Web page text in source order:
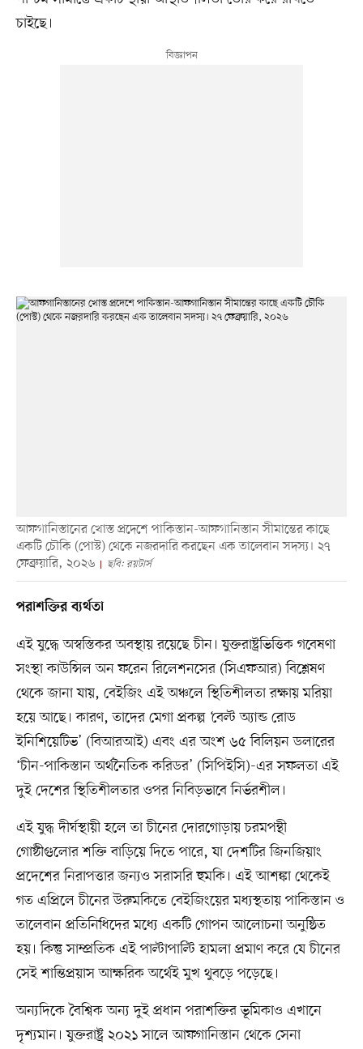
চাইছে।
আফগানিস্তানের খোস্ত প্রদেশে পাকিস্তান-আফগানিস্তান সীমান্তের কাছে
একটি চৌকি (পোস্ট) থেকে নজরদারি করছেন এক তালেবান সদস্য। ২৭
ফেব্রুয়ারি, ২০২৬
ছবি: রয়টার্স
পরাশক্তির ব্যর্থতা
এই যুদ্ধে অস্বস্তিকর অবস্থায় রয়েছে চীন। যুক্তরাষ্ট্রভিত্তিক গবেষণা
সংস্থা কাউন্সিল অন ফরেন রিলেশনসের (সিএফআর) বিশ্লেষণ
থেকে জানা যায়, বেইজিং এই অঞ্চলে স্থিতিশীলতা রক্ষায় মরিয়া
হয়ে আছে। কারণ, তাদের মেগা প্রকল্প ‘বেল্ট অ্যান্ড রোড
ইনিশিয়েটিভ’ (বিআরআই) এবং এর অংশ ৬৫ বিলিয়ন ডলারের
‘চীন-পাকিস্তান অর্থনৈতিক করিডর’ (সিপিইসি)-এর সফলতা এই
দুই দেশের স্থিতিশীলতার ওপর নিবিড়ভাবে নির্ভরশীল।
এই যুদ্ধ দীর্ঘস্থায়ী হলে তা চীনের দোরগোড়ায় চরমপন্থী
গোষ্ঠীগুলোর শক্তি বাড়িয়ে দিতে পারে, যা দেশটির জিনজিয়াং
প্রদেশের নিরাপত্তার জন্যও সরাসরি হুমকি। এই আশঙ্কা থেকেই
গত এপ্রিলে চীনের উরুমকিতে বেইজিংয়ের মধ্যস্থতায় পাকিস্তান ও
তালেবান প্রতিনিধিদের মধ্যে একটি গোপন আলোচনা অনুষ্ঠিত
হয়। কিন্তু সাম্প্রতিক এই পাল্টাপাল্টি হামলা প্রমাণ করে যে চীনের
সেই শান্তিপ্রয়াস আক্ষরিক অর্থেই মুখ থুবড়ে পড়েছে।
অন্যদিকে বৈশ্বিক অন্য দুই প্রধান পরাশক্তির ভূমিকাও এখানে
দৃশ্যমান। যুক্তরাষ্ট্র ২০২১ সালে আফগানিস্তান থেকে সেনা